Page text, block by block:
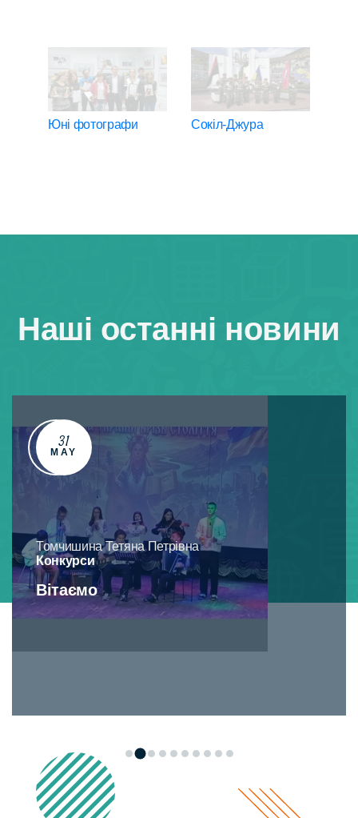
Юні фотографи Сокіл-Джура
Наші останні новини
31
MAY
Томчишина Тетяна Петрівна
Конкурси
Вітаємо